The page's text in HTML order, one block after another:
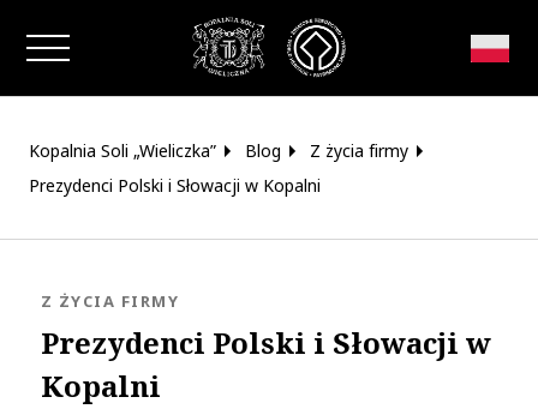
Zamknij okno
Kopalnia Soli „Wieliczka” Blog
Z życia firmy
Prezydenci Polski i Słowacji w Kopalni
Prezydenci Polski i Słowacji w
Kopalni
KATEGORIA:
Z ŻYCIA FIRMY